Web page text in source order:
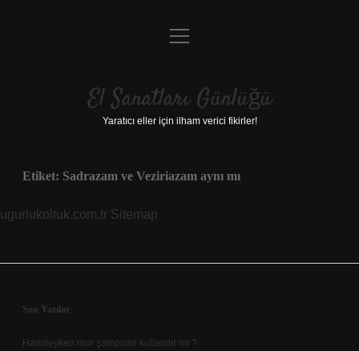
Anasayfa
Yasal Uyarı
menüyü
El Sanatları Günlüğü
Yaratıcı eller için ilham verici fikirler!
Etiket: Sadrazam ve Veziriazam aynı mı
ugurlukoltuk.com.tr Sitemap
Sidebar
Son Yazılar
Hamileyken mor şampuan kullanılır mı ?